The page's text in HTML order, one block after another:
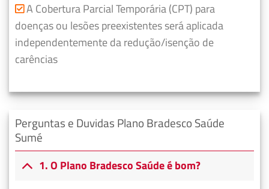
A Cobertura Parcial Temporária (CPT) para
doenças ou lesões preexistentes será aplicada
independentemente da redução/isenção de
carências
Perguntas e Duvidas Plano Bradesco Saúde
Sumé
1. O Plano Bradesco Saúde é bom?